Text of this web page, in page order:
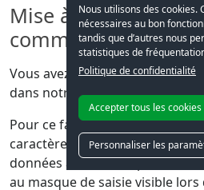
Mise à disposition
commentaires
Vous avez la possibilité de
dans notre blog.
Pour ce faire, vous devez
caractère personnel. Vous
données à caractère personnel
au masque de saisie visible lors
Nous utilisons des cookies.
nécessaires au bon
tandis que d’autres nous
statistiques de
Politique de confidentialité
Accepter tous les cookies
Personnaliser les